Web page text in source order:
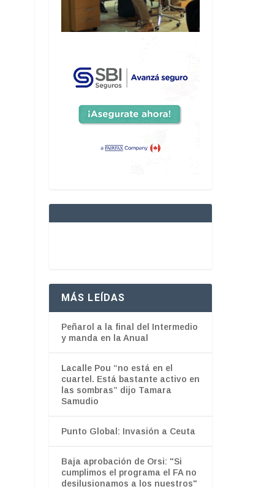
MÁS LEÍDAS
Peñarol a la final del Intermedio
y manda en la Anual
Lacalle Pou “no está en el
cuartel. Está bastante activo en
las sombras” dijo Tamara
Samudio
Punto Global: Invasión a Ceuta
Baja aprobación de Orsi: "Si
cumplimos el programa el FA no
desilusionamos a los nuestros"